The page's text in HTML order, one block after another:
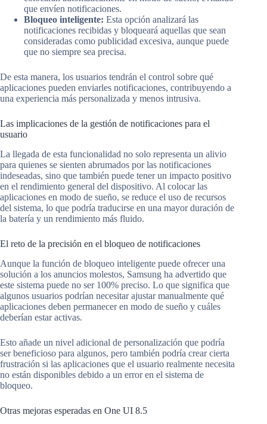
que envíen notificaciones.
Bloqueo inteligente: Esta opción analizará las
notificaciones recibidas y bloqueará aquellas que sean
consideradas como publicidad excesiva, aunque puede
que no siempre sea precisa.
De esta manera, los usuarios tendrán el control sobre qué
aplicaciones pueden enviarles notificaciones, contribuyendo a
una experiencia más personalizada y menos intrusiva.
Las implicaciones de la gestión de notificaciones para el
usuario
La llegada de esta funcionalidad no solo representa un alivio
para quienes se sienten abrumados por las notificaciones
indeseadas, sino que también puede tener un impacto positivo
en el rendimiento general del dispositivo. Al colocar las
aplicaciones en modo de sueño, se reduce el uso de recursos
del sistema, lo que podría traducirse en una mayor duración de
la batería y un rendimiento más fluido.
El reto de la precisión en el bloqueo de notificaciones
Aunque la función de bloqueo inteligente puede ofrecer una
solución a los anuncios molestos, Samsung ha advertido que
este sistema puede no ser 100% preciso. Lo que significa que
algunos usuarios podrían necesitar ajustar manualmente qué
aplicaciones deben permanecer en modo de sueño y cuáles
deberían estar activas.
Esto añade un nivel adicional de personalización que podría
ser beneficioso para algunos, pero también podría crear cierta
frustración si las aplicaciones que el usuario realmente necesita
no están disponibles debido a un error en el sistema de
bloqueo.
Otras mejoras esperadas en One UI 8.5